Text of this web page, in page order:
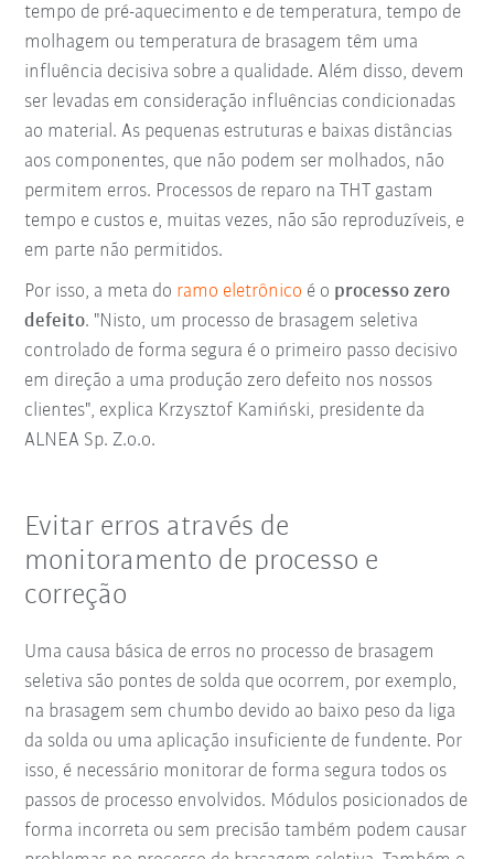
tempo de pré-aquecimento e de temperatura, tempo de
molhagem ou temperatura de brasagem têm uma
influência decisiva sobre a qualidade. Além disso, devem
ser levadas em consideração influências condicionadas
ao material. As pequenas estruturas e baixas distâncias
aos componentes, que não podem ser molhados, não
permitem erros. Processos de reparo na THT gastam
tempo e custos e, muitas vezes, não são reproduzíveis, e
em parte não permitidos.
Por isso, a meta do ramo eletrônico é o processo zero
defeito. "Nisto, um processo de brasagem seletiva
controlado de forma segura é o primeiro passo decisivo
em direção a uma produção zero defeito nos nossos
clientes", explica Krzysztof Kamiński, presidente da
ALNEA Sp. Z.o.o.
Evitar erros através de
monitoramento de processo e
correção
Uma causa básica de erros no processo de brasagem
seletiva são pontes de solda que ocorrem, por exemplo,
na brasagem sem chumbo devido ao baixo peso da liga
da solda ou uma aplicação insuficiente de fundente. Por
isso, é necessário monitorar de forma segura todos os
passos de processo envolvidos. Módulos posicionados de
forma incorreta ou sem precisão também podem causar